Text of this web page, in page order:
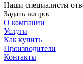
Наши специалисты
Задать вопрос
О компании
Услуги
Как купить
Производители
Контакты